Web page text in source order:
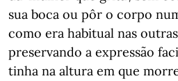
sua boca ou pôr o corpo
como era habitual nas
preservando a expressão
tinha na altura em que